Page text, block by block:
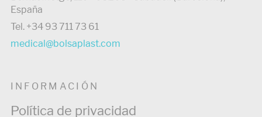
España
Tel. +34 93 711 73 61
medical@bolsaplast.com
INFORMACIÓN
Política de privacidad